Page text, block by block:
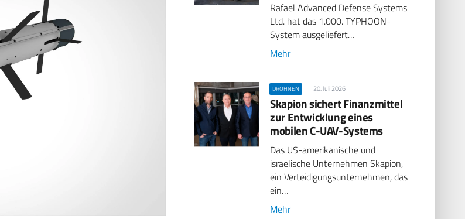
Rafael Advanced Defense Systems
Ltd. hat das 1.000. TYPHOON-
System ausgeliefert…
Mehr
DROHNEN 20. Juli 2026
Skapion sichert Finanzmittel
zur Entwicklung eines
mobilen C-UAV-Systems
Das US-amerikanische und
israelische Unternehmen Skapion,
ein Verteidigungsunternehmen, das
ein…
Mehr